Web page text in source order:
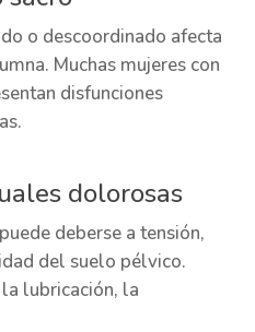
o descoordinado afecta
Muchas mujeres con
disfunciones
dolorosas
deberse a tensión,
del suelo pélvico.
lubricación, la